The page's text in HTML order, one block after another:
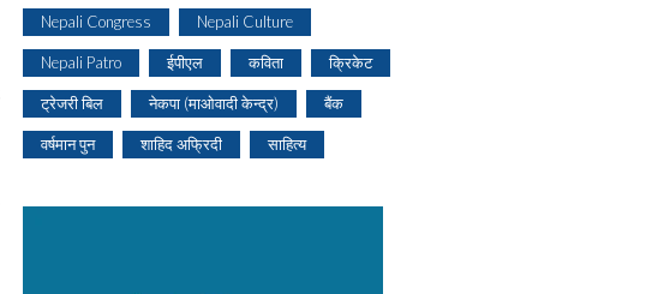
Nepali Congress Nepali Culture
Nepali Patro ईपीएल कविता क्रिकेट
ट्रेजरी बिल नेकपा (माओवादी केन्द्र) बैंक
वर्षमान पुन शाहिद अफ्रिदी साहित्य